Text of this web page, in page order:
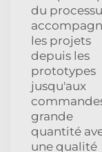
du
les projets
depuis les
prototypes
jusqu'aux
grande
quantité
une qualité